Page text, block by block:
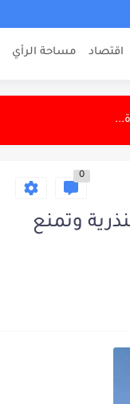
اقتصاد مساحة الرأي
0
وتمنع